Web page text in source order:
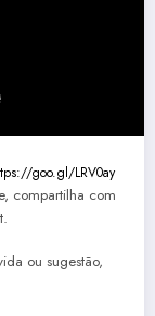
goo.gl/LRV0ay
compartilha com
ou sugestão,